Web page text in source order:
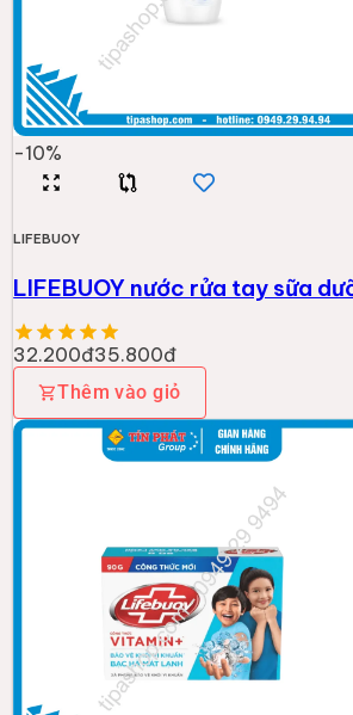
-10%
LIFEBUOY
LIFEBUOY nước rửa tay sữa
32.200đ35.800đ
Thêm vào giỏ